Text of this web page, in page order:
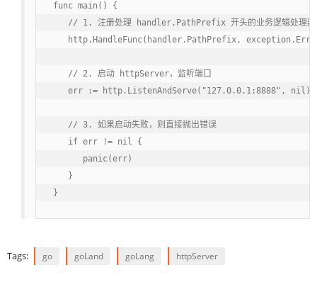
func main() {
   // 1. 注册处理 handler.PathPrefix 开头的业务逻辑处理器
http.HandleFunc(handler.PathPrefix,
   // 2. 启动 httpServer，监听端口
   err := http.ListenAndServe("127.0.0.1:8888", nil)
   // 3. 如果启动失败，则直接抛出错误
   if err != nil {
      panic(err)
   }
}
Tags: go goLand goLang httpServer